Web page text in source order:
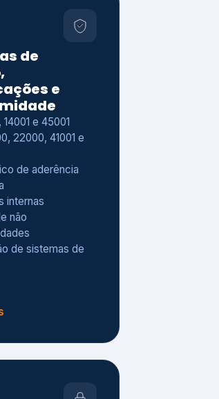
de
e
14001 e 45001
22000, 41001 e
de aderência
internas
não
de sistemas de